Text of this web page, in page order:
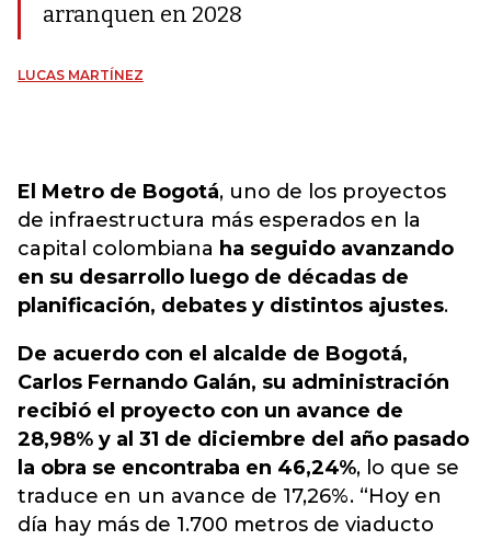
arranquen en 2028
LUCAS MARTÍNEZ
El Metro de Bogotá, uno de los proyectos
de infraestructura más esperados en la
capital colombiana ha seguido avanzando
en su desarrollo luego de décadas de
planificación, debates y distintos ajustes.
De acuerdo con el alcalde de Bogotá,
Carlos Fernando Galán, su administración
recibió el proyecto con un avance de
28,98% y al 31 de diciembre del año pasado
la obra se encontraba en 46,24%, lo que se
traduce en un avance de 17,26%. “Hoy en
día hay más de 1.700 metros de viaducto